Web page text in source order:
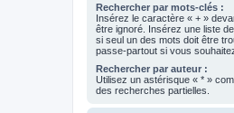
Rechercher par mots-clés :
Insérez le caractère « + »
être ignoré. Insérez une liste
si seul un des mots doit être
passe-partout si vous
Rechercher par auteur :
Utilisez un astérisque « * »
des recherches partielles.